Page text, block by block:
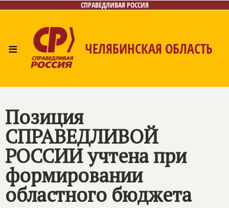
СПРАВЕДЛИВАЯ РОССИЯ
≡ ЧЕЛЯБИНСКАЯ ОБЛАСТЬ
Позиция
СПРАВЕДЛИВОЙ
РОССИИучтена при
формировании
областного бюджета